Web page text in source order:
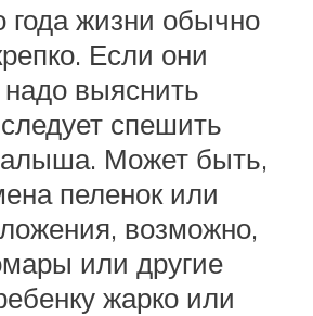
года жизни обычно
Если они
выяснить
спешить
Может быть,
пеленок или
возможно,
или другие
жарко или